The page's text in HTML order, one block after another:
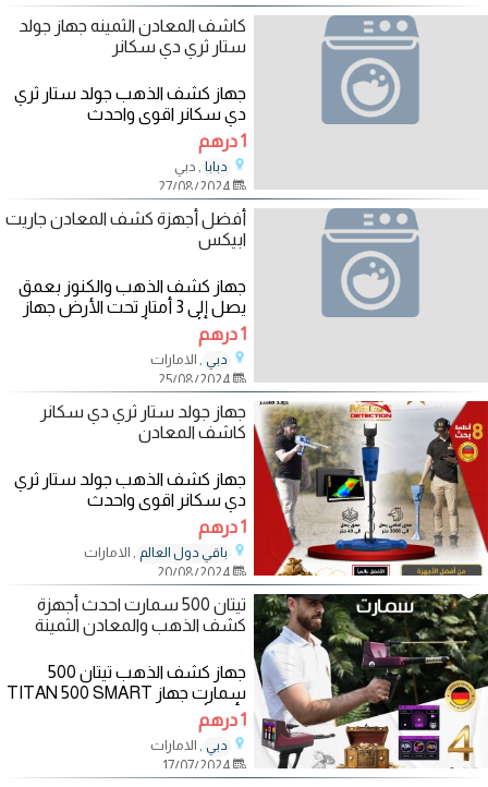
كاشف المعادن الثمينه جهاز جولد
ستار ثري دي سكانر
جهاز كشف الذهب جولد ستار ثري
دي سكانر اقوى واحدث
#اجهزة_كشف_الذهب اليكم احدث
ما انتجت مصانع اجهزة
1 درهم
دبابا , دبي
أفضل أجهزة كشف المعادن جاريت
ابيكس
جهاز كشف الذهب والكنوز بعمق
يصل إلى 3 أمتار تحت الأرض جهاز
Ace Apex تعرف على
1 درهم
دبي , الامارات
جهاز جولد ستار ثري دي سكانر
كاشف المعادن
جهاز كشف الذهب جولد ستار ثري
دي سكانر اقوى واحدث
#اجهزة_كشف_الذهب اليكم احدث
ما انتجت مصانع اجهزة
1 درهم
باقي دول العالم , الامارات
تيتان 500 سمارت احدث أجهزة
كشف الذهب والمعادن الثمينة
جهاز كشف الذهب تيتان 500
سمارت جهاز TITAN 500 SMART
بأربع أنظمة بحث مختلفة:
متخصص لكشف الذهب والمعادن
1 درهم
دبي , الامارات